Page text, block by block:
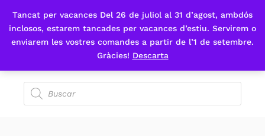
Tancat per vacances Del 26 de juliol al 31 d’agost, ambdós
inclosos, estarem tancades per vacances d’estiu. Servirem o
enviarem les vostres comandes a partir de l’1 de setembre.
Gràcies! Descarta
Fes-te'n sòcia